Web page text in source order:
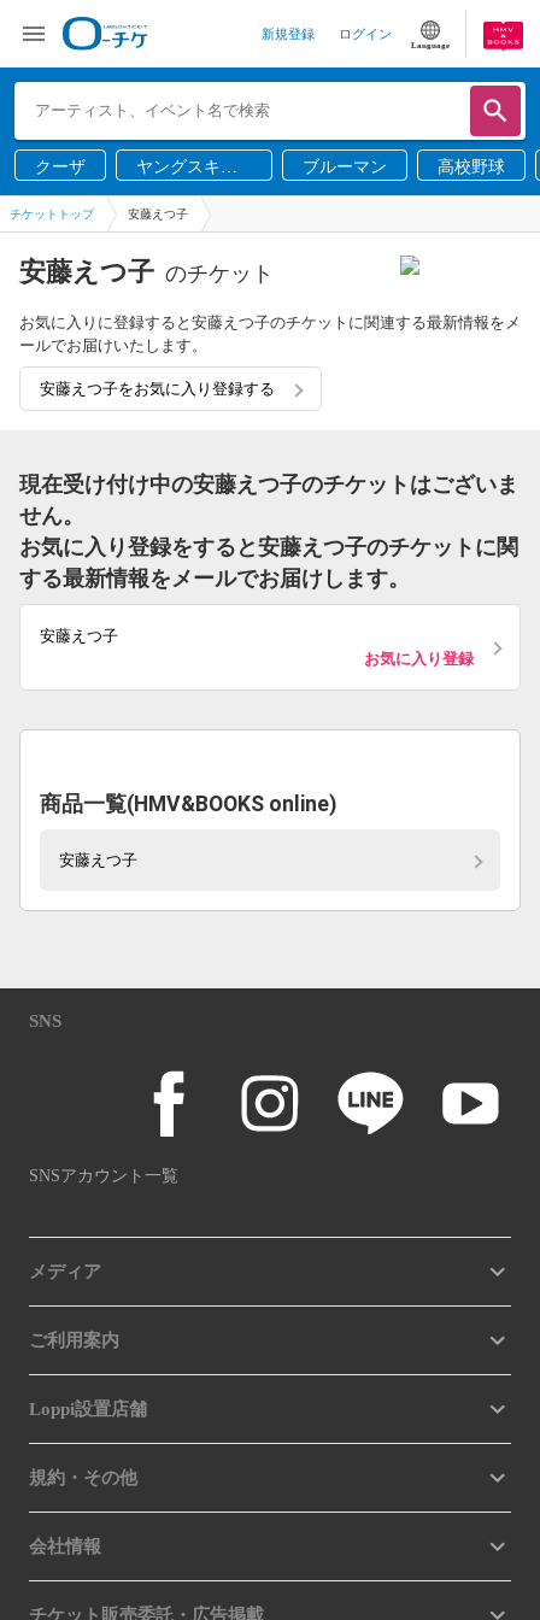
新規登録 ログイン
Language
クーザ
ヤングスキニ
ー
ブルーマン 高校野球
チケットトップ 安藤えつ子
安藤えつ子 のチケット
お気に入りに登録すると安藤えつ子のチケットに関連する最新情報をメ
ールでお届けいたします。
安藤えつ子をお気に入り登録する
現在受け付け中の安藤えつ子のチケットはございま
せん。
お気に入り登録をすると安藤えつ子のチケットに関
する最新情報をメールでお届けします。
安藤えつ子
お気に入り登録
商品一覧(HMV&BOOKS online)
安藤えつ子
SNS
SNSアカウント一覧
メディア
ご利用案内
Loppi設置店舗
規約・その他
会社情報
チケット販売委託・広告掲載